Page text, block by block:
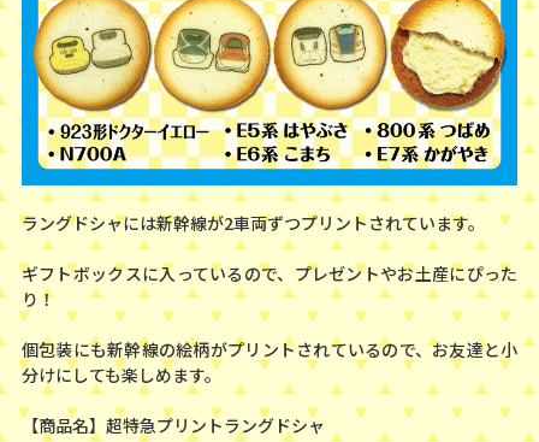
ラングドシャには新幹線が2車両ずつプリントされています。
ギフトボックスに入っているので、プレゼントやお土産にぴった
り！
個包装にも新幹線の絵柄がプリントされているので、お友達と小
分けにしても楽しめます。
【商品名】超特急プリントラングドシャ